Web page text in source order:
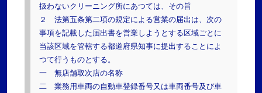
扱わないクリーニング所にあつては、その旨
２ 法第五条第二項の規定による営業の届出は、次の
事項を記載した届出書を営業しようとする区域ごとに
当該区域を管轄する都道府県知事に提出することによ
つて行うものとする。
一 無店舗取次店の名称
二 業務用車両の自動車登録番号又は車両番号及び車